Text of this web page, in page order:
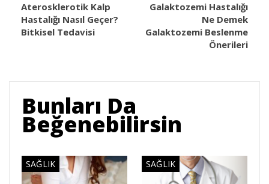
Aterosklerotik Kalp
Hastalığı Nasıl Geçer?
Bitkisel Tedavisi
Galaktozemi Hastalığı
Ne Demek
Galaktozemi Beslenme
Önerileri
Bunları Da
Beğenebilirsin
SAĞLIK SAĞLIK